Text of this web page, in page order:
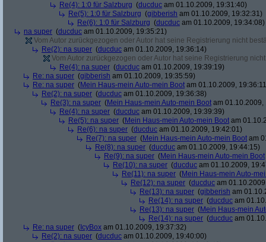
Re(4): 1:0 für Salzburg (ducduc am 01.10.2009, 19:31:40)
Re(5): 1:0 für Salzburg (gibberish am 01.10.2009, 19:32:31)
Re(6): 1:0 für Salzburg (ducduc am 01.10.2009, 19:34:08)
na super (ducduc am 01.10.2009, 19:35:21)
Vom Autor zurückgezogen oder Autor hat seine Registrierung nicht
Re(2): na super (ducduc am 01.10.2009, 19:36:14)
Vom Autor zurückgezogen oder Autor hat seine Registrierung
Re(4): na super (ducduc am 01.10.2009, 19:39:19)
Re: na super (gibberish am 01.10.2009, 19:35:59)
Re: na super (Mein Haus-mein Auto-mein Boot am 01.10.2009,
Re(2): na super (ducduc am 01.10.2009, 19:36:38)
Re(3): na super (Mein Haus-mein Auto-mein Boot am 01.10.2009,
Re(4): na super (ducduc am 01.10.2009, 19:39:39)
Re(5): na super (Mein Haus-mein Auto-mein Boot am
Re(6): na super (ducduc am 01.10.2009, 19:42:01)
Re(7): na super (Mein Haus-mein Auto-mein Boot am
Re(8): na super (ducduc am 01.10.2009, 19:44:15)
Re(9): na super (Mein Haus-mein Auto-mein Boot
Re(10): na super (ducduc am 01.10.2009,
Re(11): na super (Mein Haus-mein Auto-
Re(12): na super (ducduc am
Re(13): na super (gibberish am
Re(14): na super (ducduc am
Re(13): na super (Mein Haus-mein
Re(14): na super (ducduc am
Re: na super ( IcyBox am 01.10.2009, 19:37:32)
Re(2): na super (ducduc am 01.10.2009, 19:40:00)